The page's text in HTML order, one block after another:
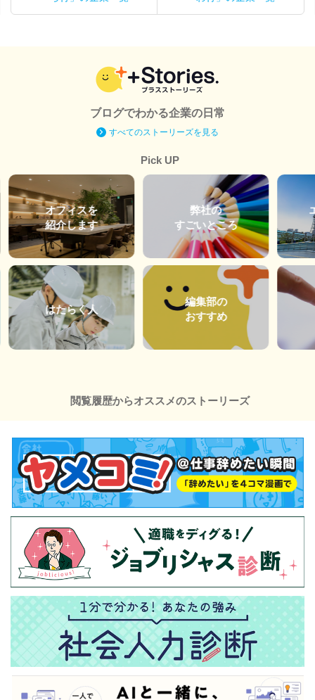
ブログでわかる企業の日常
すべてのストーリーズを見る
Pick UP
オフィスを
紹介します
はたらく人
弊社の
すごいところ
編集部の
おすすめ
閲覧履歴からオススメのストーリーズ